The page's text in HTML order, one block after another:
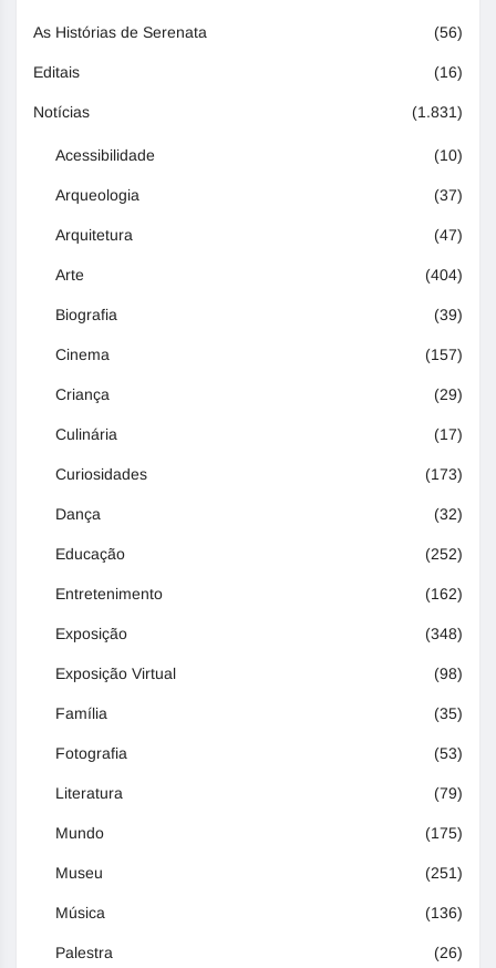
As Histórias de Serenata (56)
Editais (16)
Notícias (1.831)
Acessibilidade (10)
Arqueologia (37)
Arquitetura (47)
Arte (404)
Biografia (39)
Cinema (157)
Criança (29)
Culinária (17)
Curiosidades (173)
Dança (32)
Educação (252)
Entretenimento (162)
Exposição (348)
Exposição Virtual (98)
Família (35)
Fotografia (53)
Literatura (79)
Mundo (175)
Museu (251)
Música (136)
Palestra (26)